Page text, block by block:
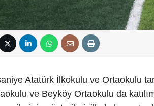
Atatürk İlkokulu ve Ortaokulu
ve Beyköy Ortaokulu da